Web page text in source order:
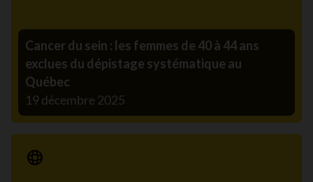
Cancer du sein : les femmes de 40 à 44 ans
exclues du dépistage systématique au
Québec
19 décembre 2025
Communiqué de presse